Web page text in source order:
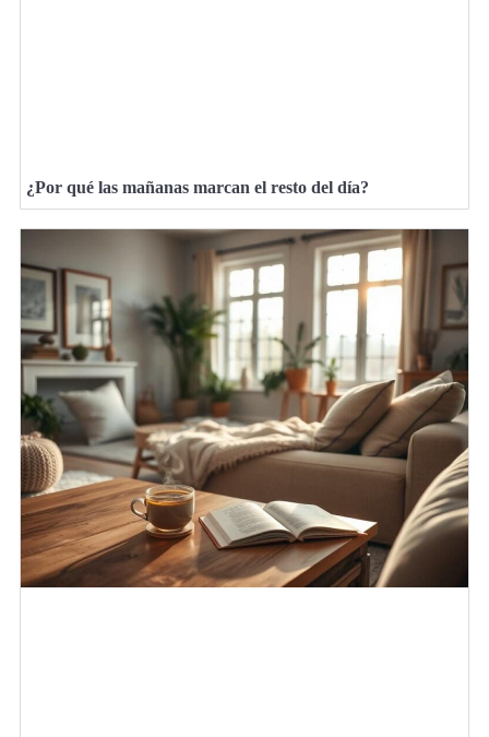
¿Por qué las mañanas marcan el resto del día?